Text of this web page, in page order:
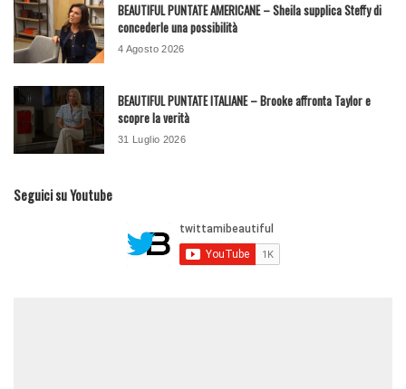
BEAUTIFUL PUNTATE AMERICANE – Sheila supplica Steffy di
concederle una possibilità
4 Agosto 2026
BEAUTIFUL PUNTATE ITALIANE – Brooke affronta Taylor e
scopre la verità
31 Luglio 2026
Seguici su Youtube